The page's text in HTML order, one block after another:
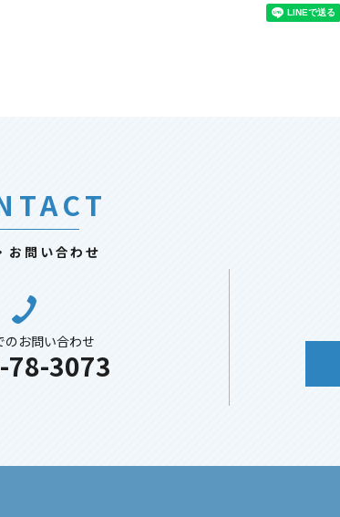
お問い合わせ
のお問い合わせ
78-3073